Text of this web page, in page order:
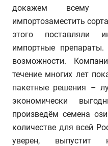
докажем всему
импортозаместить
этого поставляли
импортные
возможности.
течение многих лет
пакетные решения –
экономически
произведём семена
количестве для всей
уверен, выпустит